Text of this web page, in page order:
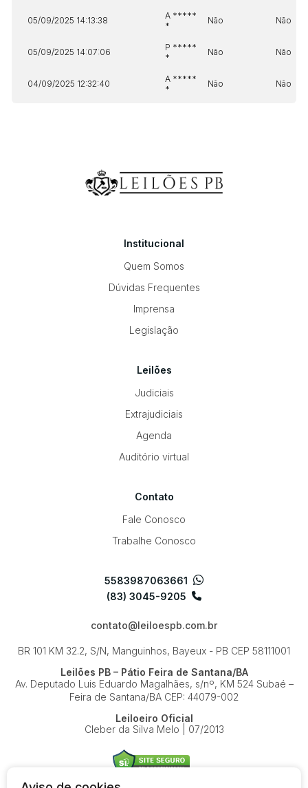
05/09/2025 14:13:38
A *****
*
Não Não
05/09/2025 14:07:06
P *****
*
Não Não
04/09/2025 12:32:40
A *****
*
Não Não
Institucional
Quem Somos
Dúvidas Frequentes
Imprensa
Legislação
Leilões
Judiciais
Extrajudiciais
Agenda
Auditório virtual
Contato
Fale Conosco
Trabalhe Conosco
5583987063661
(83) 3045-9205
contato@leiloespb.com.br
BR 101 KM 32.2, S/N, Manguinhos, Bayeux - PB CEP 58111001
Leilões PB – Pátio Feira de Santana/BA
Av. Deputado Luis Eduardo Magalhães, s/nº, KM 524Subaé –
Feira de Santana/BA CEP: 44079-002
Leiloeiro Oficial
Cleber da Silva Melo | 07/2013